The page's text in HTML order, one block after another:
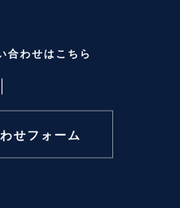
合わせはこちら
せフォーム